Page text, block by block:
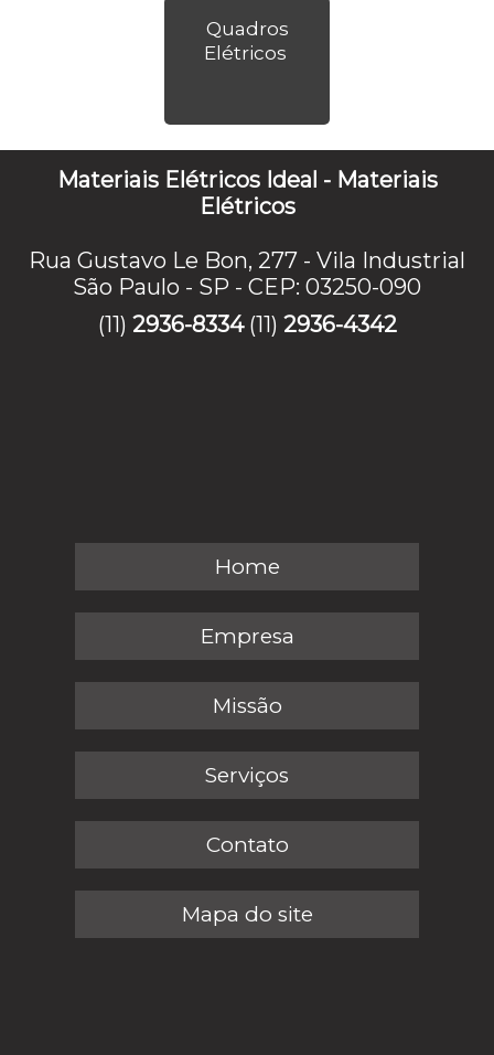
Quadros
Elétricos
Materiais Elétricos Ideal - Materiais
Elétricos
Rua Gustavo Le Bon, 277 - Vila Industrial
São Paulo - SP - CEP: 03250-090
(11) 2936-8334 (11) 2936-4342
Home
Empresa
Missão
Serviços
Contato
Mapa do site